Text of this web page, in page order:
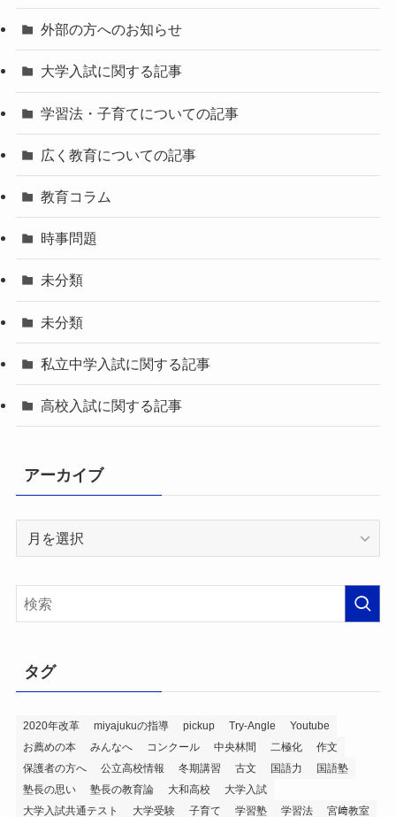
外部の方へのお知らせ
大学入試に関する記事
学習法・子育てについての記事
広く教育についての記事
教育コラム
時事問題
未分類
未分類
私立中学入試に関する記事
高校入試に関する記事
アーカイブ
イ
ブ
タグ
2020年改革 miyajukuの指導 pickup Try-Angle
Youtube
お薦めの本
みんなへ コンクール 中央林間 二極化
作文
保護者の方へ
公立高校情報 冬期講習 古文 国語力
国語塾
塾長の思い
塾長の教育論 大和高校
大学入試
大学入試共通テスト
大学受験 子育て 学習塾 学習法 宮﨑教室